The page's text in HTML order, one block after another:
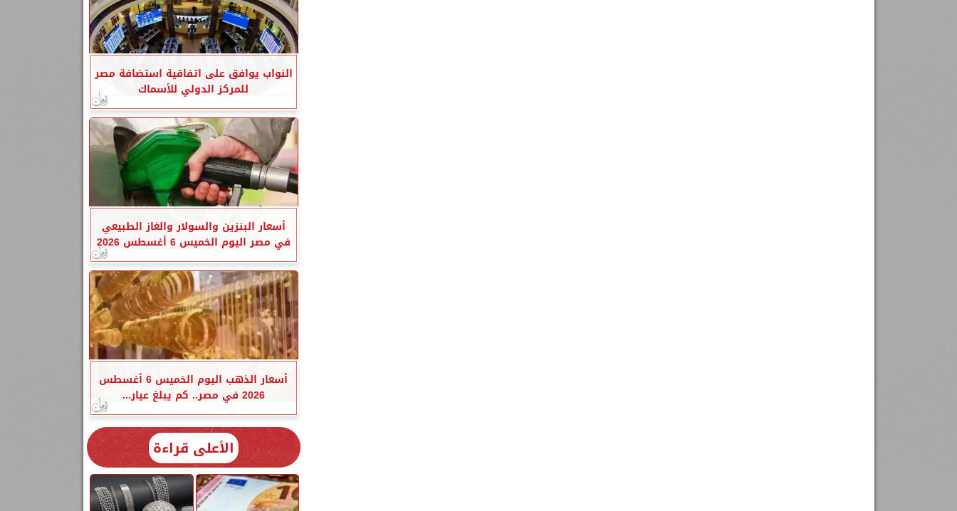
النواب يوافق على اتفاقية استضافة مصر
للمركز الدولي للأسماك
أسعار البنزين والسولار والغاز الطبيعي
في مصر اليوم الخميس 6 أغسطس 2026
أسعار الذهب اليوم الخميس 6 أغسطس
2026 في مصر.. كم يبلغ عيار...
الأعلى قراءة